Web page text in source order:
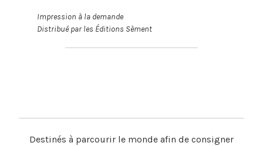
Impression à la demande
Distribué par les Éditions Sèment
Destinés à parcourir le monde afin de consigner